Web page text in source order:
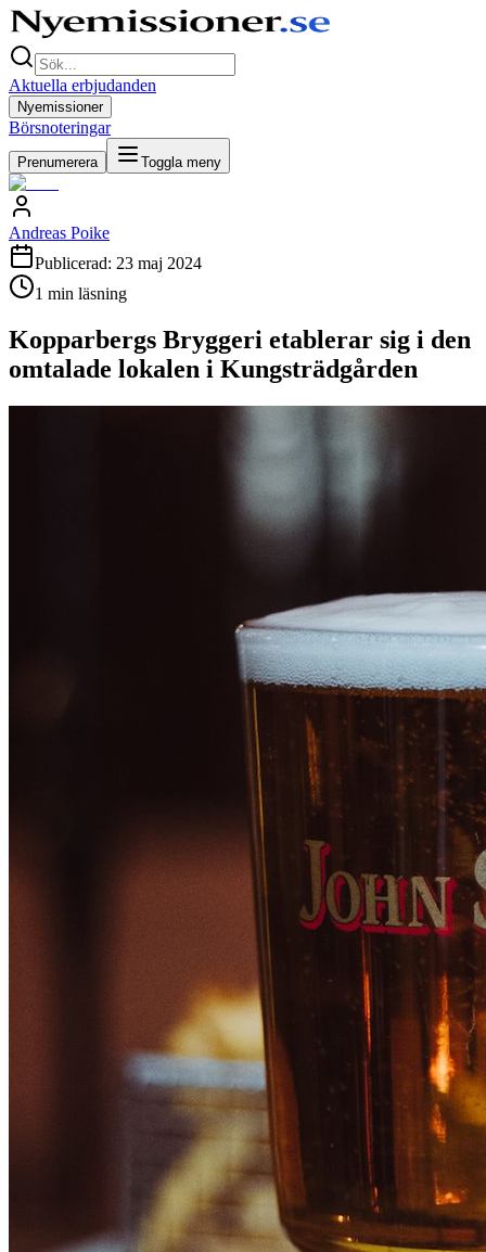
Aktuella erbjudanden
Nyemissioner
Börsnoteringar
Prenumerera Toggla meny
Andreas Poike
Publicerad: 23 maj 2024
1 min läsning
Kopparbergs Bryggeri etablerar sig i den
omtalade lokalen i Kungsträdgården